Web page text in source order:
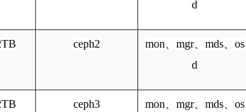
d
ceph2
mon、mgr、mds、os
d
ceph3
mon、mgr、mds、os